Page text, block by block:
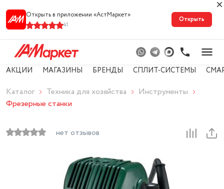
Открыть в приложении «АстМарке‪т‬»
41
Открыть
АКЦИИ МАГАЗИНЫ БРЕНДЫ СПЛИТ-СИСТЕМЫ
Каталог Техника для хозяйства
Инструменты
Фрезерные станки
нет отзывов